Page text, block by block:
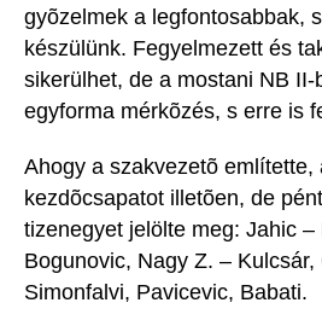
gyõzelmek a legfontosabbak,
készülünk. Fegyelmezett és
sikerülhet, de a mostani NB II-
egyforma mérkõzés, s erre is
Ahogy a szakvezetõ említette,
kezdõcsapatot illetõen, de
tizenegyet jelölte meg: Jahic –
Bogunovic, Nagy Z. –
Simonfalvi, Pavicevic, Babati.